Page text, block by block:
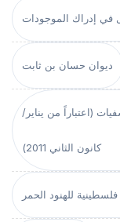
في إدراك الموجودات
ديوان حسان بن ثابت
(اعتباراً من يناير/
كانون الثاني 2011)
فلسطينية للهنود الحمر